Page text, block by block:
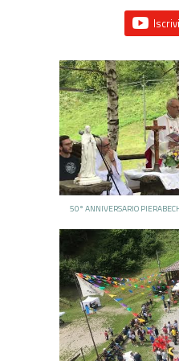
50° ANNIVERSARIO